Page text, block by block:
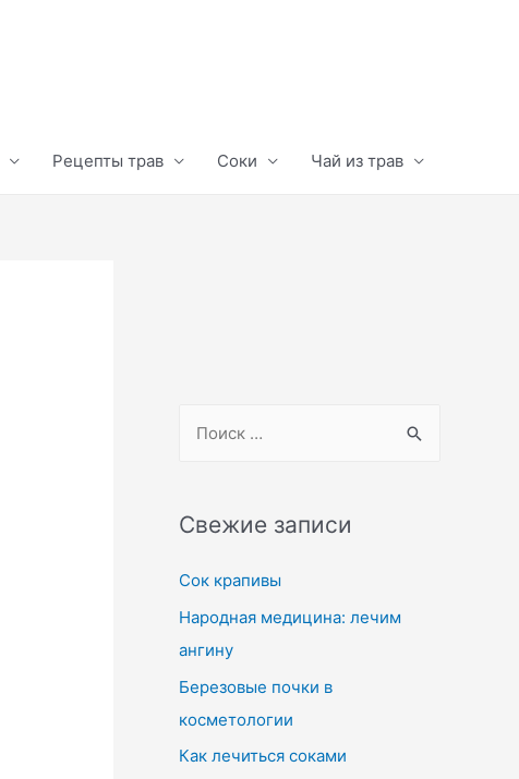
Рецепты трав Соки Чай из трав
Свежие записи
Сок крапивы
Народная медицина: лечим
ангину
Березовые почки в
косметологии
Как лечиться соками